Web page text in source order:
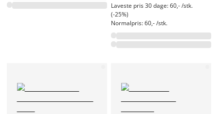
Laveste pris 30 dage: 60,- /stk.
(-25%)
Normalpris: 60,- /stk.